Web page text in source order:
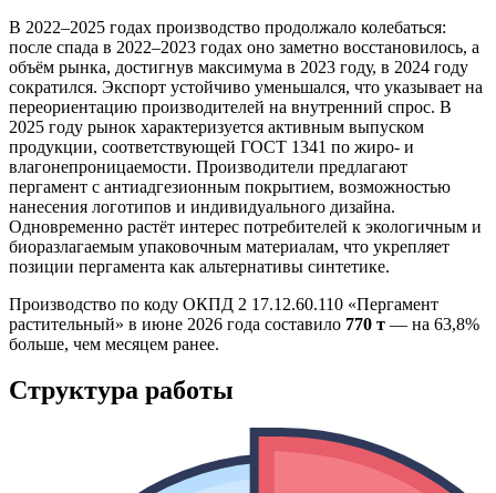
В 2022–2025 годах производство продолжало колебаться:
после спада в 2022–2023 годах оно заметно восстановилось, а
объём рынка, достигнув максимума в 2023 году, в 2024 году
сократился. Экспорт устойчиво уменьшался, что указывает на
переориентацию производителей на внутренний спрос. В
2025 году рынок характеризуется активным выпуском
продукции, соответствующей ГОСТ 1341 по жиро- и
влагонепроницаемости. Производители предлагают
пергамент с антиадгезионным покрытием, возможностью
нанесения логотипов и индивидуального дизайна.
Одновременно растёт интерес потребителей к экологичным и
биоразлагаемым упаковочным материалам, что укрепляет
позиции пергамента как альтернативы синтетике.
Производство по коду ОКПД 2 17.12.60.110 «Пергамент
растительный» в июне 2026 года составило 770 т — на 63,8%
больше, чем месяцем ранее.
Структура работы